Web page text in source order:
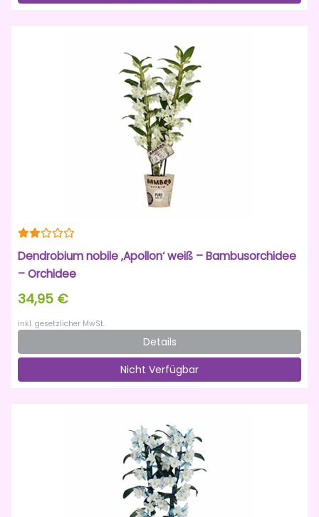
Dendrobium nobile ‚Apollon‘ weiß – Bambusorchidee
– Orchidee
34,95 €
inkl. gesetzlicher MwSt.
Details
Nicht Verfügbar